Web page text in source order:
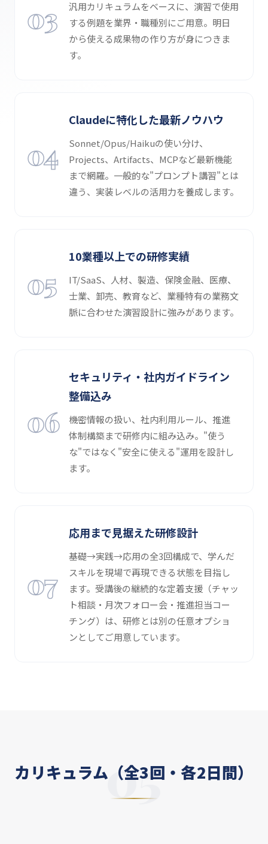
03
汎用カリキュラムをベースに、演習で使用
する例題を業界・職種別にご用意。明日
から使える成果物の作り方が身につきま
す。
04
Claudeに特化した最新ノウハウ
Sonnet/Opus/Haikuの使い分け、
Projects、Artifacts、MCPなど最新機能
まで網羅。一般的な"プロンプト講習"とは
違う、実装レベルの活用力を養成します。
05
10業種以上での研修実績
IT/SaaS、人材、製造、保険金融、医療、
士業、卸売、教育など、業種特有の業務文
脈に合わせた演習設計に強みがあります。
06
セキュリティ・社内ガイドライン
整備込み
機密情報の扱い、社内利用ルール、推進
体制構築まで研修内に組み込み。"使う
な"ではなく"安全に使える"運用を設計し
ます。
07
応用まで見据えた研修設計
基礎→実践→応用の全3回構成で、学んだ
スキルを現場で再現できる状態を目指し
ます。受講後の継続的な定着支援（チャッ
ト相談・月次フォロー会・推進担当コー
チング）は、研修とは別の任意オプショ
ンとしてご用意しています。
カリキュラム（全3回・各2日間）